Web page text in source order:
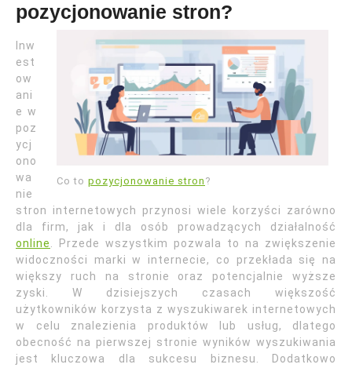
pozycjonowanie stron?
Co to pozycjonowanie stron ?
Inw
est
ow
ani
e w
poz
ycj
ono
wa
nie
stron internetowych przynosi wiele korzyści zarówno
dla firm, jak i dla osób prowadzących działalność
online
. Przede wszystkim pozwala to na zwiększenie
widoczności marki w internecie, co przekłada się na
większy ruch na stronie oraz potencjalnie wyższe
zyski. W dzisiejszych czasach większość
użytkowników korzysta z wyszukiwarek internetowych
w celu znalezienia produktów lub usług, dlatego
obecność na pierwszej stronie wyników wyszukiwania
jest kluczowa dla sukcesu biznesu. Dodatkowo